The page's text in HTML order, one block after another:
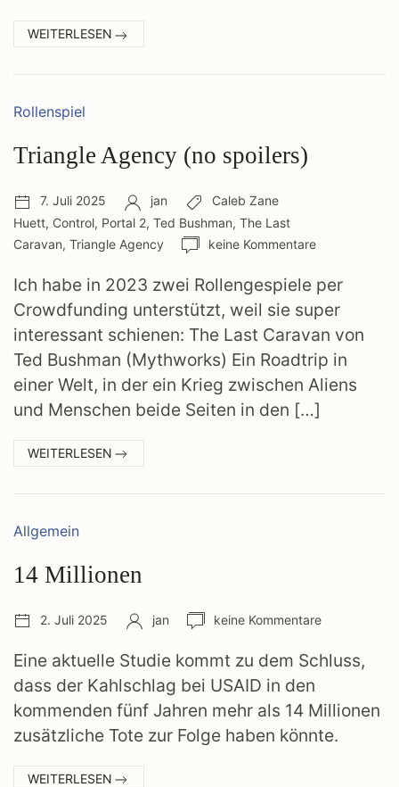
WEITERLESEN
Kategorien:
Rollenspiel
Triangle Agency (no spoilers)
Veröffentlichungsdatum:
7. Juli 2025 Autor:
jan Schlagwörter:
Caleb Zane
Huett, Control, Portal 2, Ted Bushman, The Last
Caravan, Triangle Agency
Anzahl
keine Kommentare
Ich habe in 2023 zwei Rollengespiele per
Crowdfunding unterstützt, weil sie super
interessant schienen: The Last Caravan von
Ted Bushman (Mythworks) Ein Roadtrip in
einer Welt, in der ein Krieg zwischen Aliens
und Menschen beide Seiten in den […]
WEITERLESEN
Kategorien:
Allgemein
14 Millionen
Veröffentlichungsdatum:
2. Juli 2025 Autor:
jan
Anzahl
keine Kommentare
Eine aktuelle Studie kommt zu dem Schluss,
dass der Kahlschlag bei USAID in den
kommenden fünf Jahren mehr als 14 Millionen
zusätzliche Tote zur Folge haben könnte.
WEITERLESEN